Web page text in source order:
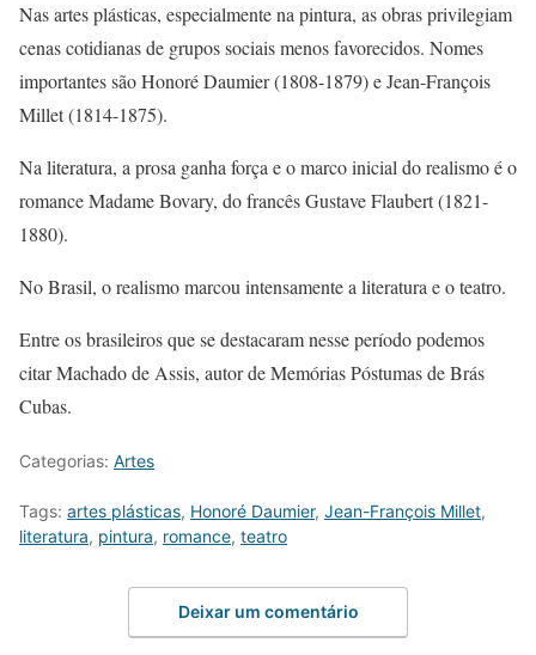
Nas artes plásticas, especialmente na pintura, as obras privilegiam
cenas cotidianas de grupos sociais menos favorecidos. Nomes
importantes são Honoré Daumier (1808-1879) e Jean-François
Millet (1814-1875).
Na literatura, a prosa ganha força e o marco inicial do realismo é o
romance Madame Bovary, do francês Gustave Flaubert (1821-
1880).
No Brasil, o realismo marcou intensamente a literatura e o teatro.
Entre os brasileiros que se destacaram nesse período podemos
citar Machado de Assis, autor de Memórias Póstumas de Brás
Cubas.
Categorias: Artes
Tags: artes plásticas, Honoré Daumier, Jean-François Millet,
literatura, pintura, romance, teatro
Deixar um comentário